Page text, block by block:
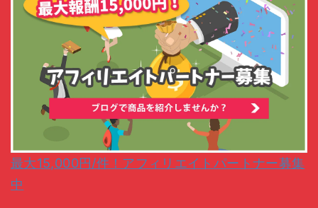
最大15,000円/件！アフィリエイトパートナー募集
中